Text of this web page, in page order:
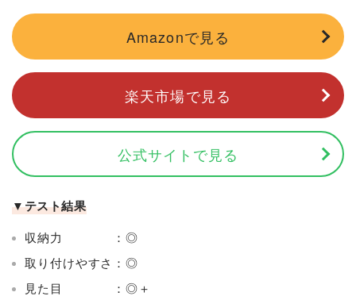
Amazonで見る
楽天市場で見る
公式サイトで見る
▼テスト結果
収納力 ：◎
取り付けやすさ：◎
見た目 ：◎＋